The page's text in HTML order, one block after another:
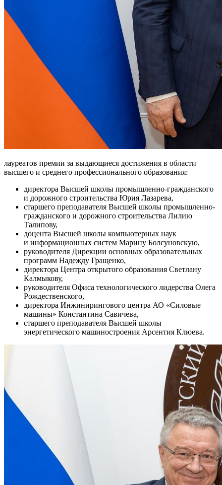
лауреатов премии за выдающиеся достижения в области
высшего и среднего профессионального образования:
директора Высшей школы промышленно-гражданского
и дорожного строительства Юрия Лазарева,
старшего преподавателя Высшей школы промышленно-
гражданского и дорожного строительства Лилию
Талипову,
доцента Высшей школы компьютерных наук
и информационных систем Марину Болсуновскую,
руководителя Дирекции основных образовательных
программ Надежду Гращенко,
директора Центра открытого образования Светлану
Калмыкову,
руководителя Офиса технологического лидерства Олега
Рождественского,
директора Инжинирингового центра АО «Силовые
машины» Константина Савичева,
старшего преподавателя Высшей школы
энергетического машиностроения Арсентия Клюева.